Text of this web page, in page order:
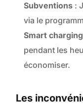
Subventions :
via le
Smart charging
pendant les
économiser.
Les